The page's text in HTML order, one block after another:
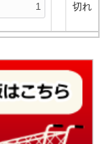
切れ